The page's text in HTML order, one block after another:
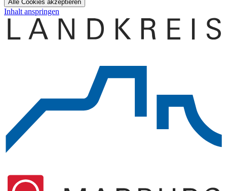
Alle Cookies akzeptieren
Inhalt anspringen